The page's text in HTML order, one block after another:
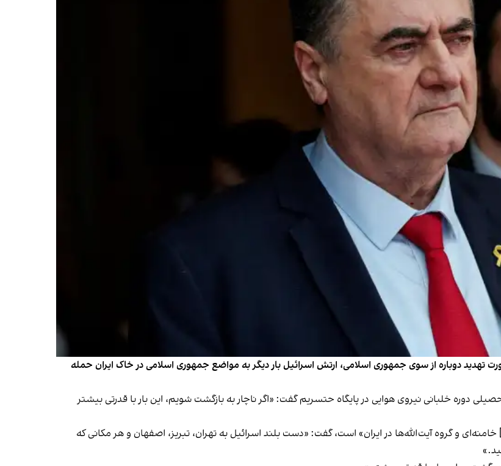
تهدید دوباره از سوی جمهوری اسلامی، ارتش اسرائیل بار دیگر به مواضع جمهوری اسلامی در خاک ایران حمله
۱۹ تیر در در مراسم فارغ‌التحصیلی دوره خلبانی نیروی هوایی در پایگاه حتسریم گفت: «اگر ناچار به بازگشت شویم، این بار با قدرتی بیشتر
و گروه آیت‌الله‌ها در ایران» است، گفت: «دست بلند اسرائیل به تهران، تبریز، اصفهان و هر مکانی که